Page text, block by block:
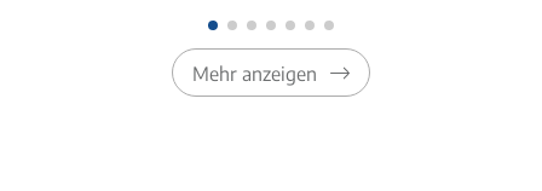
Mehr anzeigen